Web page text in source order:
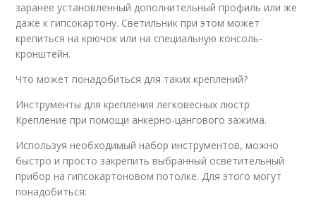
заранее установленный дополнительный профиль или же
даже к гипсокартону. Светильник при этом может
крепиться на крючок или на специальную консоль-
кронштейн.
Что может понадобиться для таких креплений?
Инструменты для крепления легковесных люстр
Крепление при помощи анкерно-цангового зажима.
Используя необходимый набор инструментов, можно
быстро и просто закрепить выбранный осветительный
прибор на гипсокартоновом потолке. Для этого могут
понадобиться: